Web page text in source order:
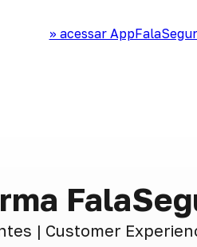
>> acessar
| Customer